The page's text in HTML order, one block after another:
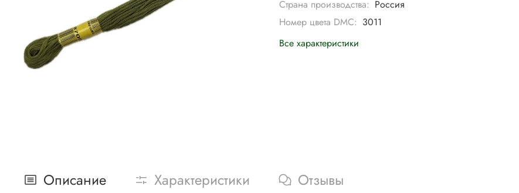
Страна производства: Россия
Номер цвета DMC: 3011
Все характеристики
Описание Характеристики Отзывы